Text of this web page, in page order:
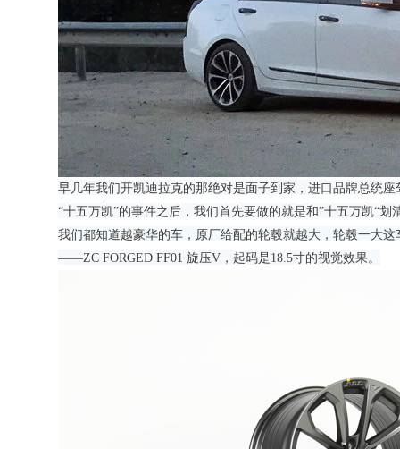
早几年我们开凯迪拉克的那绝对是面子到家，进口品牌总统
“十五万凯”的事件之后，我们首先要做的就是和”十五万凯“划
我们都知道越豪华的车，原厂给配的轮毂就越大，轮毂一大
——ZC FORGED FF01 旋压V ，起码是18.5寸的视觉效果。